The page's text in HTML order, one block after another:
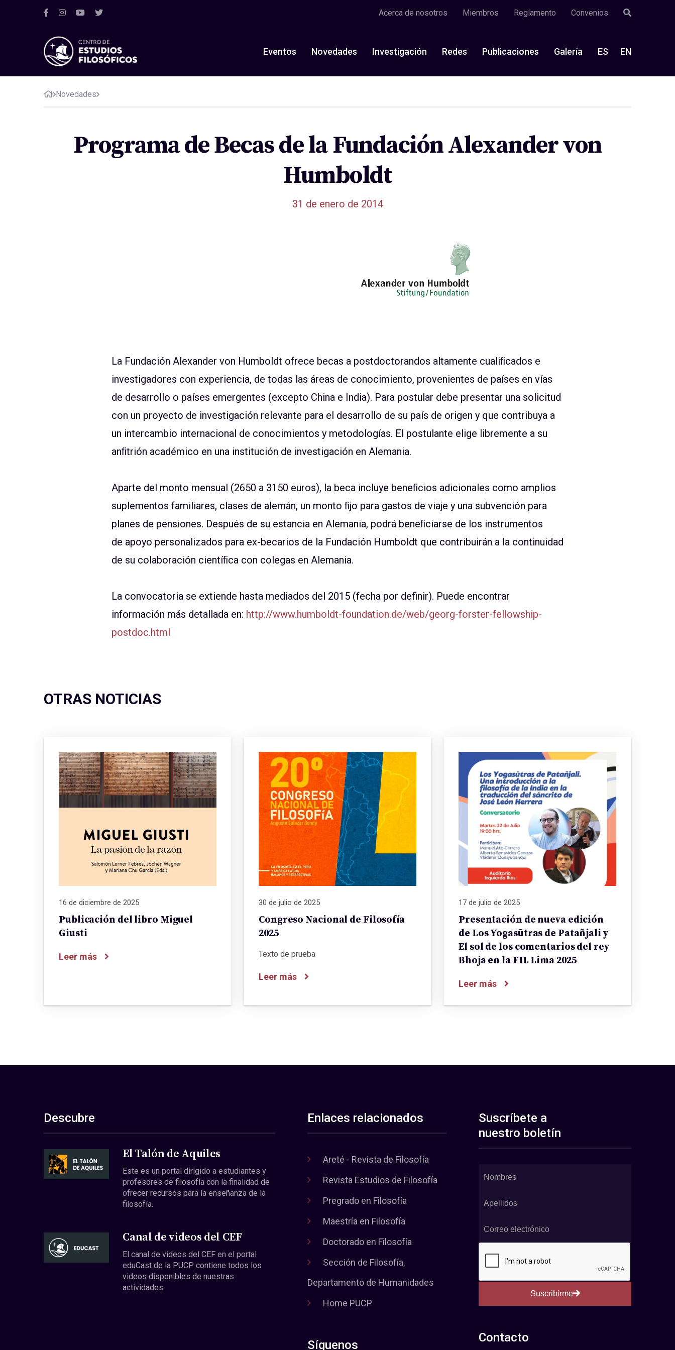
Acerca de nosotros Miembros Reglamento Convenios
Eventos Novedades Investigación Redes Publicaciones Galería ES EN
Novedades
Programa de Becas de la Fundación Alexander von
Humboldt
31 de enero de 2014
La Fundación Alexander von Humboldt ofrece becas a postdoctorandos altamente cualiﬁcados e
investigadores con experiencia, de todas las áreas de conocimiento, provenientes de países en vías
de desarrollo o países emergentes (excepto China e India). Para postular debe presentar una solicitud
con un proyecto de investigación relevante para el desarrollo de su país de origen y que contribuya a
un intercambio internacional de conocimientos y metodologías. El postulante elige libremente a su
anﬁtrión académico en una institución de investigación en Alemania.
Aparte del monto mensual (2650 a 3150 euros), la beca incluye beneﬁcios adicionales como amplios
suplementos familiares, clases de alemán, un monto ﬁjo para gastos de viaje y una subvención para
planes de pensiones. Después de su estancia en Alemania, podrá beneﬁciarse de los instrumentos
de apoyo personalizados para ex-becarios de la Fundación Humboldt que contribuirán a la continuidad
de su colaboración cientíﬁca con colegas en Alemania.
La convocatoria se extiende hasta mediados del 2015 (fecha por definir). Puede encontrar
información más detallada en: http://www.humboldt-foundation.de/web/georg-forster-fellowship-
postdoc.html
OTRAS NOTICIAS
16 de diciembre de 2025
Publicación del libro Miguel
Giusti
Leer más
30 de julio de 2025
Congreso Nacional de Filosofía
2025
Texto de prueba
Leer más
17 de julio de 2025
Presentación de nueva edición
de Los Yogasūtras de Patañjali y
El sol de los comentarios del rey
Bhoja en la FIL Lima 2025
Leer más
Descubre
El Talón de Aquiles
Este es un portal dirigido a estudiantes y
profesores de filosofía con la finalidad de
ofrecer recursos para la enseñanza de la
filosofía.
Canal de videos del CEF
El canal de videos del CEF en el portal
eduCast de la PUCP contiene todos los
videos disponibles de nuestras
actividades.
Enlaces relacionados
Areté - Revista de Filosofía
Revista Estudios de Filosofía
Pregrado en Filosofía
Maestría en Filosofía
Doctorado en Filosofía
Sección de Filosofía,
Departamento de Humanidades
Home PUCP
Síguenos
Suscríbete a
nuestro boletín
Suscribirme
Contacto